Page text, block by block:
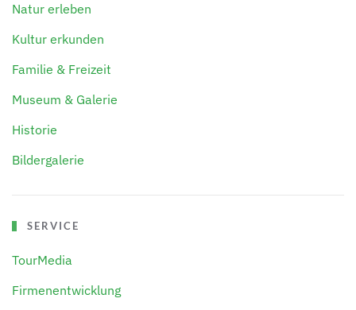
Natur erleben
Kultur erkunden
Familie & Freizeit
Museum & Galerie
Historie
Bildergalerie
SERVICE
TourMedia
Firmenentwicklung